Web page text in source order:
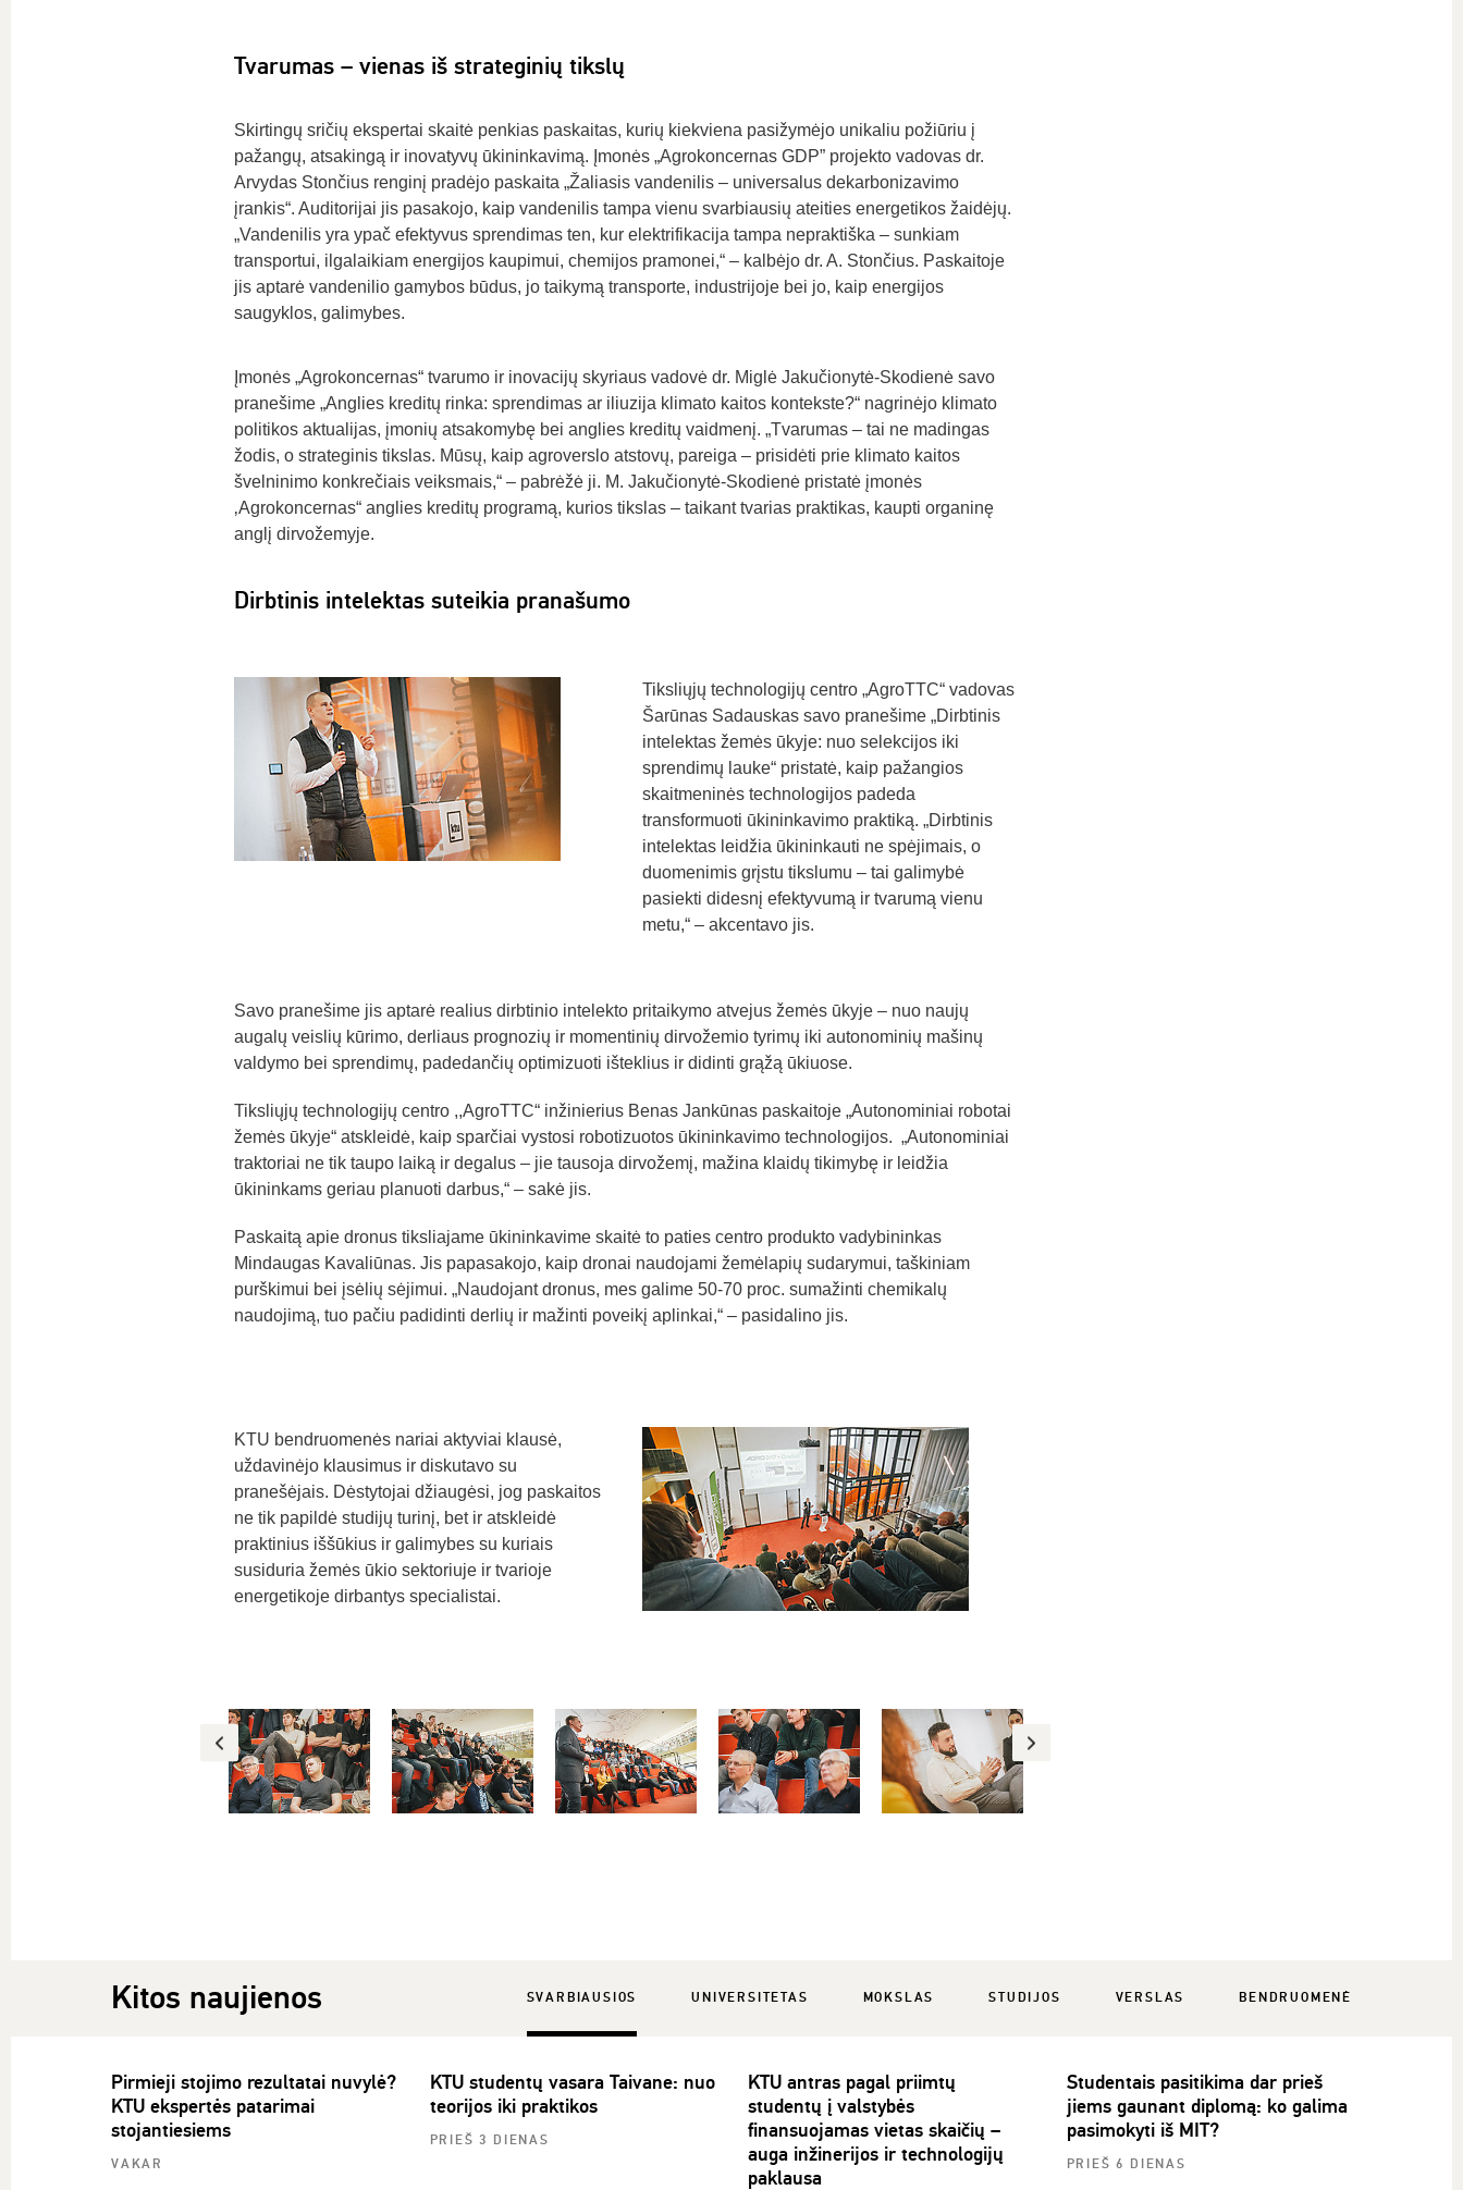
Tvarumas – vienas iš strateginių tikslų
Skirtingų sričių ekspertai skaitė penkias paskaitas, kurių kiekviena pasižymėjo unikaliu požiūriu į
pažangų, atsakingą ir inovatyvų ūkininkavimą. Įmonės „Agrokoncernas GDP” projekto vadovas dr.
Arvydas Stončius renginį pradėjo paskaita „Žaliasis vandenilis – universalus dekarbonizavimo
įrankis“. Auditorijai jis pasakojo, kaip vandenilis tampa vienu svarbiausių ateities energetikos žaidėjų.
„Vandenilis yra ypač efektyvus sprendimas ten, kur elektrifikacija tampa nepraktiška – sunkiam
transportui, ilgalaikiam energijos kaupimui, chemijos pramonei,“ – kalbėjo dr. A. Stončius. Paskaitoje
jis aptarė vandenilio gamybos būdus, jo taikymą transporte, industrijoje bei jo, kaip energijos
saugyklos, galimybes.
Įmonės „Agrokoncernas“ tvarumo ir inovacijų skyriaus vadovė dr. Miglė Jakučionytė-Skodienė savo
pranešime „Anglies kreditų rinka: sprendimas ar iliuzija klimato kaitos kontekste?“ nagrinėjo klimato
politikos aktualijas, įmonių atsakomybę bei anglies kreditų vaidmenį. „Tvarumas – tai ne madingas
žodis, o strateginis tikslas. Mūsų, kaip agroverslo atstovų, pareiga – prisidėti prie klimato kaitos
švelninimo konkrečiais veiksmais,“ – pabrėžė ji. M. Jakučionytė-Skodienė pristatė įmonės
‚Agrokoncernas“ anglies kreditų programą, kurios tikslas – taikant tvarias praktikas, kaupti organinę
anglį dirvožemyje.
Dirbtinis intelektas suteikia pranašumo
Tiksliųjų technologijų centro „AgroTTC“ vadovas
Šarūnas Sadauskas savo pranešime „Dirbtinis
intelektas žemės ūkyje: nuo selekcijos iki
sprendimų lauke“ pristatė, kaip pažangios
skaitmeninės technologijos padeda
transformuoti ūkininkavimo praktiką. „Dirbtinis
intelektas leidžia ūkininkauti ne spėjimais, o
duomenimis grįstu tikslumu – tai galimybė
pasiekti didesnį efektyvumą ir tvarumą vienu
metu,“ – akcentavo jis.
Savo pranešime jis aptarė realius dirbtinio intelekto pritaikymo atvejus žemės ūkyje – nuo naujų
augalų veislių kūrimo, derliaus prognozių ir momentinių dirvožemio tyrimų iki autonominių mašinų
valdymo bei sprendimų, padedančių optimizuoti išteklius ir didinti grąžą ūkiuose.
Tiksliųjų technologijų centro ,,AgroTTC“ inžinierius Benas Jankūnas paskaitoje „Autonominiai robotai
žemės ūkyje“ atskleidė, kaip sparčiai vystosi robotizuotos ūkininkavimo technologijos. „Autonominiai
traktoriai ne tik taupo laiką ir degalus – jie tausoja dirvožemį, mažina klaidų tikimybę ir leidžia
ūkininkams geriau planuoti darbus,“ – sakė jis.
Paskaitą apie dronus tiksliajame ūkininkavime skaitė to paties centro produkto vadybininkas
Mindaugas Kavaliūnas. Jis papasakojo, kaip dronai naudojami žemėlapių sudarymui, taškiniam
purškimui bei įsėlių sėjimui. „Naudojant dronus, mes galime 50-70 proc. sumažinti chemikalų
naudojimą, tuo pačiu padidinti derlių ir mažinti poveikį aplinkai,“ – pasidalino jis.
KTU bendruomenės nariai aktyviai klausė,
uždavinėjo klausimus ir diskutavo su
pranešėjais. Dėstytojai džiaugėsi, jog paskaitos
ne tik papildė studijų turinį, bet ir atskleidė
praktinius iššūkius ir galimybes su kuriais
susiduria žemės ūkio sektoriuje ir tvarioje
energetikoje dirbantys specialistai.
Kitos naujienos SVARBIAUSIOS UNIVERSITETAS MOKSLAS STUDIJOS VERSLAS BENDRUOMENĖ
Pirmieji stojimo rezultatai nuvylė?
KTU ekspertės patarimai
stojantiesiems
VAKAR
KTU studentų vasara Taivane: nuo
teorijos iki praktikos
PRIEŠ 3 DIENAS
KTU antras pagal priimtų
studentų į valstybės
finansuojamas vietas skaičių –
auga inžinerijos ir technologijų
paklausa
Studentais pasitikima dar prieš
jiems gaunant diplomą: ko galima
pasimokyti iš MIT?
PRIEŠ 6 DIENAS